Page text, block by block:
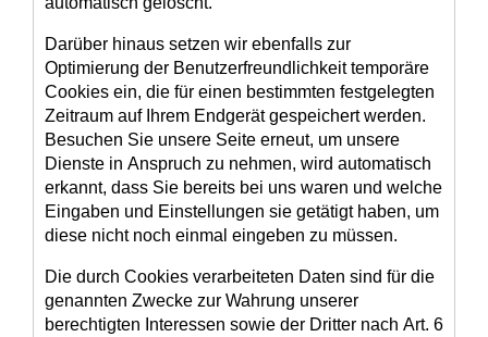
Darüber hinaus setzen wir ebenfalls zur
Optimierung der Benutzerfreundlichkeit temporäre
Cookies ein, die für einen bestimmten festgelegten
Zeitraum auf Ihrem Endgerät gespeichert werden.
Besuchen Sie unsere Seite erneut, um unsere
Dienste in Anspruch zu nehmen, wird automatisch
erkannt, dass Sie bereits bei uns waren und welche
Eingaben und Einstellungen sie getätigt haben, um
diese nicht noch einmal eingeben zu müssen.
Die durch Cookies verarbeiteten Daten sind für die
genannten Zwecke zur Wahrung unserer
berechtigten Interessen sowie der Dritter nach Art. 6